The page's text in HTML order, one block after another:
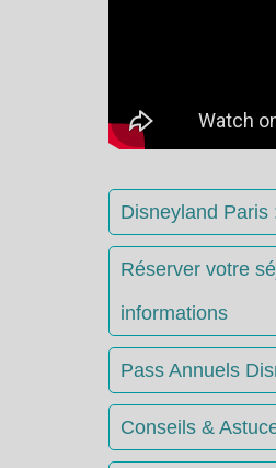
Disneyland Paris
Réserver votre
informations
Pass Annuels
Conseils &